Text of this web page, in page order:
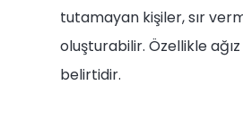
tutamayan kişiler, sır
oluşturabilir. Özellikle
belirtidir.